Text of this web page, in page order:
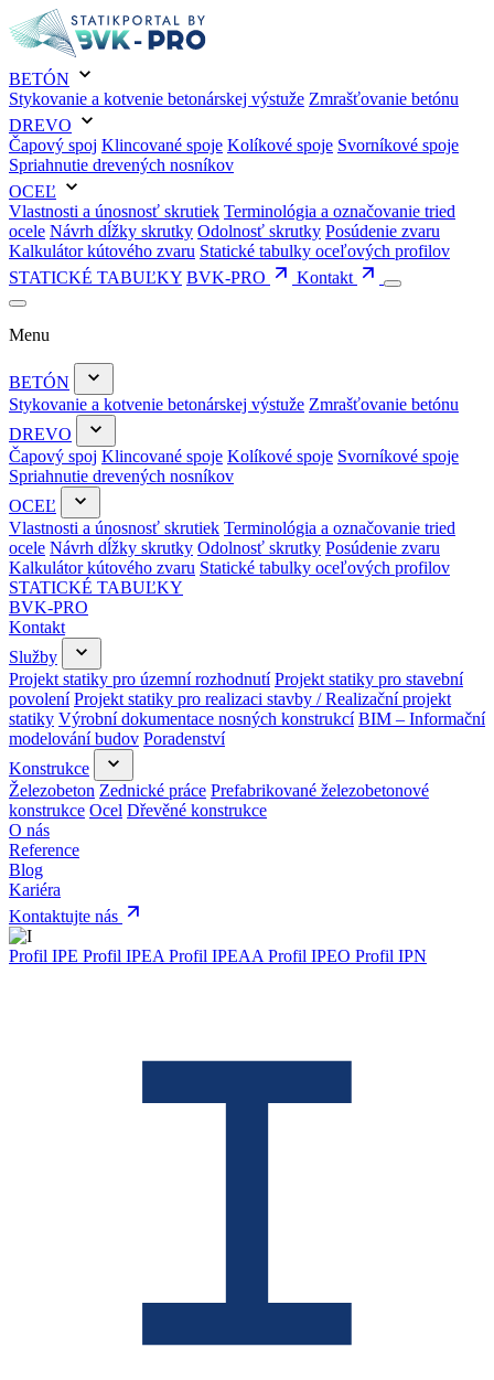
BETÓN
Stykovanie a kotvenie betonárskej výstuže Zmrašťovanie betónu
DREVO
Čapový spoj Klincované spoje Kolíkové spoje Svorníkové spoje
Spriahnutie drevených nosníkov
OCEĽ
Vlastnosti a únosnosť skrutiek Terminológia a označovanie tried
ocele Návrh dĺžky skrutky Odolnosť skrutky Posúdenie zvaru
Kalkulátor kútového zvaru Statické tabulky oceľových profilov
STATICKÉ TABUĽKY BVK-PRO Kontakt
Menu
BETÓN
Stykovanie a kotvenie betonárskej výstuže Zmrašťovanie betónu
DREVO
Čapový spoj Klincované spoje Kolíkové spoje Svorníkové spoje
Spriahnutie drevených nosníkov
OCEĽ
Vlastnosti a únosnosť skrutiek Terminológia a označovanie tried
ocele Návrh dĺžky skrutky Odolnosť skrutky Posúdenie zvaru
Kalkulátor kútového zvaru Statické tabulky oceľových profilov
STATICKÉ TABUĽKY
BVK-PRO
Kontakt
Služby
Projekt statiky pro územní rozhodnutí Projekt statiky pro stavební
povolení Projekt statiky pro realizaci stavby / Realizační projekt
statiky Výrobní dokumentace nosných konstrukcí BIM – Informační
modelování budov Poradenství
Konstrukce
Železobeton Zednické práce Prefabrikované železobetonové
konstrukce Ocel Dřevěné konstrukce
O nás
Reference
Blog
Kariéra
Kontaktujte nás
Profil IPE Profil IPEA Profil IPEAA Profil IPEO Profil IPN